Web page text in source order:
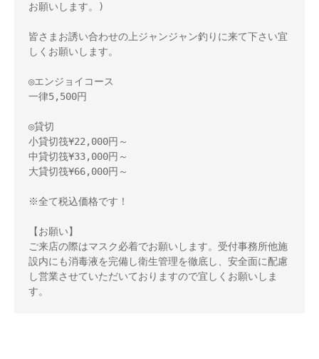
お願いします。)
皆さまお誘い合わせの上ジャンジャン釣りに来て下さい宜
しくお願いします。
◎エンジョイコース
一律5,500円
◎貸切
小貸切筏¥22,000円～
中貸切筏¥33,000円～
大貸切筏¥66,000円～
※全て税込価格です！
【お願い】
ご来店の際はマスク必着でお願いします。受付事務所他施
設内にも消毒液を完備し衛生管理を徹底し、安全面に配慮
し営業させていただいておりますので宜しくお願いしま
す。